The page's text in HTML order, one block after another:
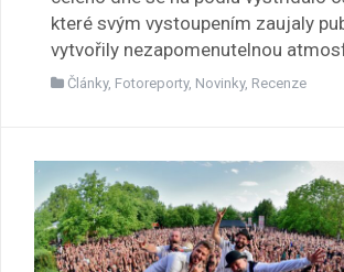
které svým vystoupením zaujaly
vytvořily nezapomenutelnou
Články, Fotoreporty, Novinky, Recenze